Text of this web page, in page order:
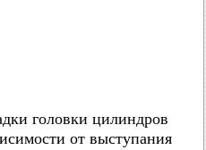
головки цилиндров
от выступания